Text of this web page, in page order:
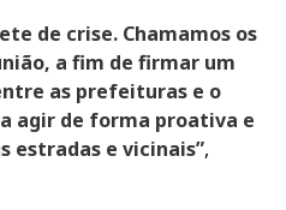
de crise. Chamamos os
a fim de firmar um
as prefeituras e o
agir de forma proativa e
estradas e vicinais”,